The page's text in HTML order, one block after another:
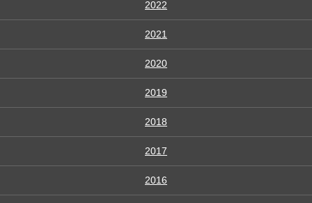
2022
2021
2020
2019
2018
2017
2016